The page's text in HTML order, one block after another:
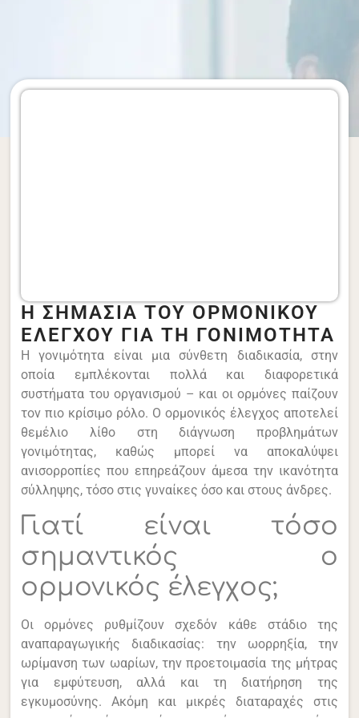
Η ΣΗΜΑΣΙΑ ΤΟΥ ΟΡΜΟΝΙΚΟΥ
ΕΛΕΓΧΟΥ ΓΙΑ ΤΗ ΓΟΝΙΜΟΤΗΤΑ
Η γονιμότητα είναι μια σύνθετη διαδικασία, στην
οποία εμπλέκονται πολλά και διαφορετικά
συστήματα του οργανισμού – και οι ορμόνες παίζουν
τον πιο κρίσιμο ρόλο. Ο ορμονικός έλεγχος αποτελεί
θεμέλιο λίθο στηδιάγνωση προβλημάτων
γονιμότητας, καθώς μπορεί να αποκαλύψει
ανισορροπίες που επηρεάζουν άμεσα την ικανότητα
σύλληψης, τόσο στις γυναίκες όσο και στους άνδρες.
Γιατί είναι τόσο
σημαντικός ο
ορμονικός έλεγχος;
Οι ορμόνες ρυθμίζουν σχεδόν κάθε στάδιο της
αναπαραγωγικής διαδικασίας: την ωορρηξία, την
ωρίμανση των ωαρίων, την προετοιμασία της μήτρας
για εμφύτευση, αλλά και τη διατήρηση της
εγκυμοσύνης. Ακόμη και μικρές διαταραχές στις